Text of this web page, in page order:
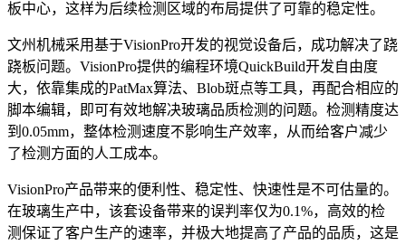
板中心，这样为后续检测区域的布局提供了可靠的稳定性。
文州机械采用基于VisionPro开发的视觉设备后，成功解决了跷
跷板问题。VisionPro提供的编程环境QuickBuild开发自由度
大，依靠集成的PatMax算法、Blob斑点等工具，再配合相应的
脚本编辑，即可有效地解决玻璃品质检测的问题。检测精度达
到0.05mm，整体检测速度不影响生产效率，从而给客户减少
了检测方面的人工成本。
VisionPro产品带来的便利性、稳定性、快速性是不可估量的。
在玻璃生产中，该套设备带来的误判率仅为0.1%，高效的检
测保证了客户生产的速率，并极大地提高了产品的品质，这是